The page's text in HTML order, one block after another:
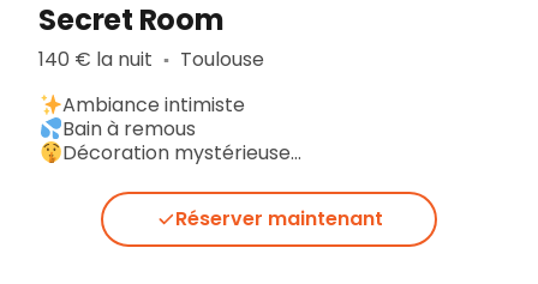
Secret Room
140 € la nuit ▪︎ Toulouse
Ambiance intimiste
Bain à remous
Décoration mystérieuse…
Réserver maintenant